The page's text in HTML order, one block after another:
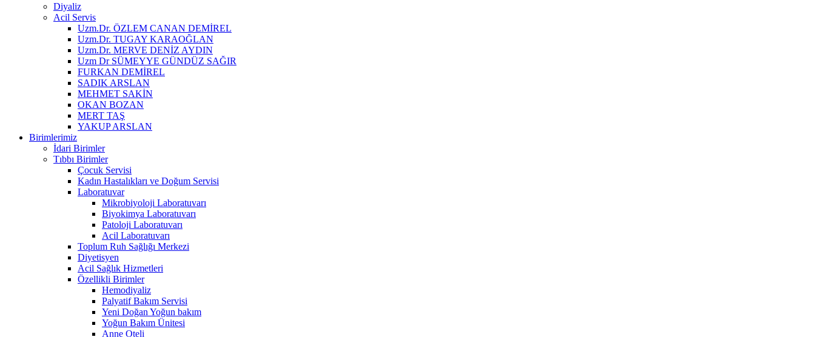
Diyaliz
Acil Servis
Uzm.Dr. ÖZLEM CANAN DEMİREL
Uzm.Dr. TUGAY KARAOĞLAN
Uzm.Dr. MERVE DENİZ AYDIN
Uzm Dr SÜMEYYE GÜNDÜZ SAĞIR
FURKAN DEMİREL
SADIK ARSLAN
MEHMET SAKİN
OKAN BOZAN
MERT TAŞ
YAKUP ARSLAN
Birimlerimiz
İdari Birimler
Tıbbı Birimler
Çocuk Servisi
Kadın Hastalıkları ve Doğum Servisi
Laboratuvar
Mikrobiyoloji Laboratuvarı
Biyokimya Laboratuvarı
Patoloji Laboratuvarı
Acil Laboratuvarı
Toplum Ruh Sağlığı Merkezi
Diyetisyen
Acil Sağlık Hizmetleri
Özellikli Birimler
Hemodiyaliz
Palyatif Bakım Servisi
Yeni Doğan Yoğun bakım
Yoğun Bakım Ünitesi
Anne Oteli